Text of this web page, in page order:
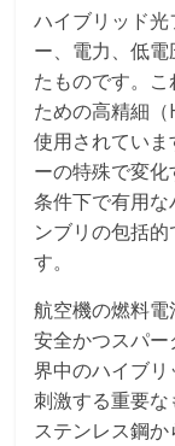
ハイブリッド
ー、電力、低
たものです。
ための高精細
使用されてい
ーの特殊で変
条件下で有用
ンブリの包括
す。
航空機の燃料
安全かつスパ
界中のハイブ
刺激する重要な
ステンレス鋼